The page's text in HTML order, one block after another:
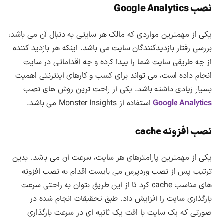
نصب Google Analytics
یکی از مهمترین مواردی که مالک هر سایتی به دنبال آن می باشد،
بررسی رفتار بازدیدکنندگان سایت می باشد. اینکه هر بازدید کننده
از چه طریقی سایت شما را پیدا کرده و چه اقداماتی در سایت
انجام داده است، می تواند برای کسب و کارهای اینترنتی اهمیت
بسیار زیادی داشته باشد. یکی از راحت ترین روش های نصب
Google Analytics استفاده از Monster Insights می باشد.
نصب افزونه cache
یکی از مهمترین پارامترهای هر سایت، سرعت آن می باشد. بدین
ترتیب پس از نصب وردپرس می بایست اقدام به نصب افزونه
های مناسب cache کرد تا از این طریق بتوان به راحتی سرعت
بارگذاری سایت را افزایش داد. طبق تحقیقات انجام شده در
صورتی که یک سایت با افت یک ثانیه ای در سرعت بارگذاری